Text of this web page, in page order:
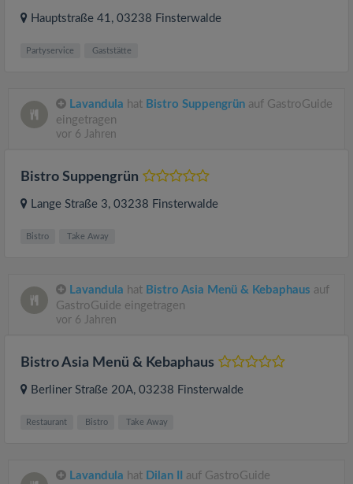
Hauptstraße 41 , 03238 Finsterwalde
Partyservice Gaststätte
Lavandula hat Bistro Suppengrün auf GastroGuide
eingetragen
vor 6 Jahren
Bistro Suppengrün
Lange Straße 3, 03238 Finsterwalde
Bistro Take Away
Lavandula hat Bistro Asia Menü & Kebaphaus auf
GastroGuide eingetragen
vor 6 Jahren
Bistro Asia Menü & Kebaphaus
Berliner Straße 20A, 03238 Finsterwalde
Restaurant Bistro Take Away
Lavandula hat Dilan II
auf GastroGuide